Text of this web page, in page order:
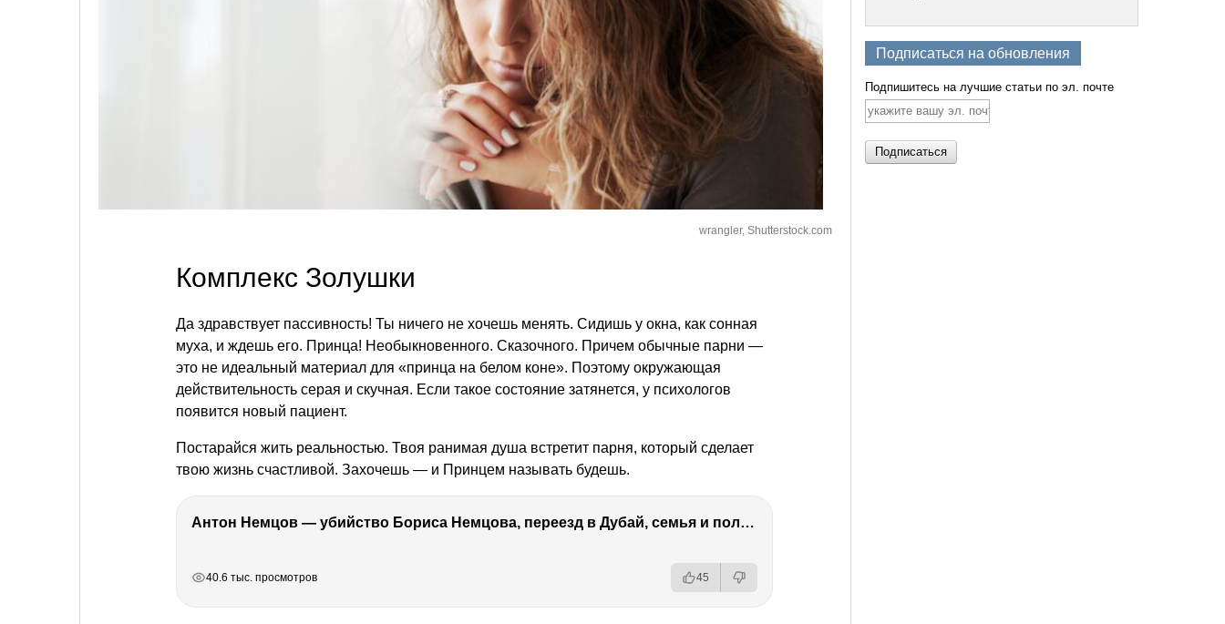
wrangler, Shutterstock.com
Комплекс Золушки
Да здравствует пассивность! Ты ничего не хочешь менять. Сидишь у окна, как сонная
муха, и ждешь его. Принца! Необыкновенного. Сказочного. Причем обычные парни —
это не идеальный материал для «принца на белом коне». Поэтому окружающая
действительность серая и скучная. Если такое состояние затянется, у психологов
появится новый пациент.
Постарайся жить реальностью. Твоя ранимая душа встретит парня, который сделает
твою жизнь счастливой. Захочешь — и Принцем называть будешь.
Антон Немцов — убийство Бориса Немцова, переезд в Дубай, семья и политика
40.6 тыс. просмотров 45
Подписаться на обновления
Подпишитесь на лучшие статьи по эл. почте